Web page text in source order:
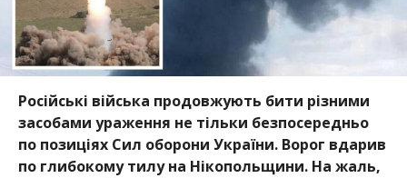
Російські війська продовжують бити різними
засобами ураження не тільки безпосередньо
по позиціях Сил оборони України. Ворог вдарив
по глибокому тилу на Нікопольщини. На жаль,